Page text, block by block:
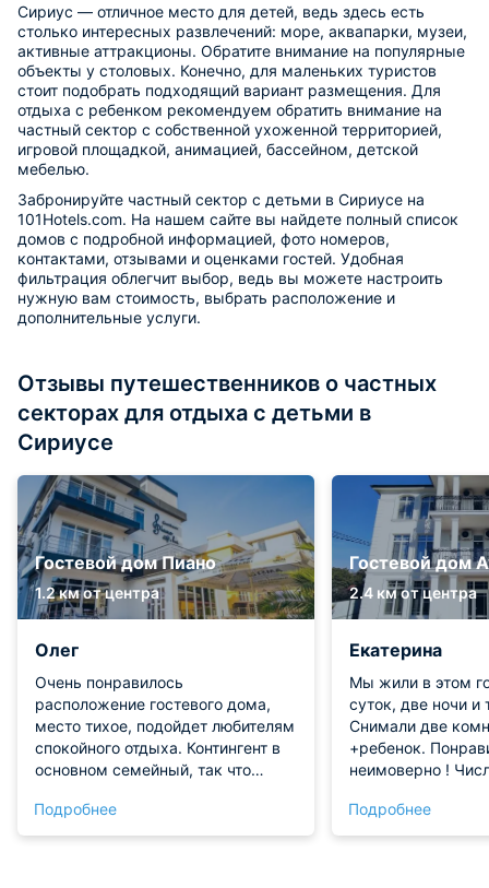
Сириус — отличное место для детей, ведь здесь есть
столько интересных развлечений: море, аквапарки, музеи,
активные аттракционы. Обратите внимание на популярные
объекты у столовых. Конечно, для маленьких туристов
стоит подобрать подходящий вариант размещения. Для
отдыха с ребенком рекомендуем обратить внимание на
частный сектор с собственной ухоженной территорией,
игровой площадкой, анимацией, бассейном, детской
мебелью.
Забронируйте частный сектор с детьми в Сириусе на
101Hotels.com. На нашем сайте вы найдете полный список
домов с подробной информацией, фото номеров,
контактами, отзывами и оценками гостей. Удобная
фильтрация облегчит выбор, ведь вы можете настроить
нужную вам стоимость, выбрать расположение и
дополнительные услуги.
Отзывы путешественников о частных
секторах для отдыха с детьми в
Сириусе
Гостевой дом Пиано
1.2 км от центра
Олег
Очень понравилось
расположение гостевого дома,
место тихое, подойдет любителям
спокойного отдыха. Контингент в
основном семейный, так что
шума. Номера приличные, всем
оборудованы. Спасибо персоналу
Подробнее
Гостевой дом
2.4 км от центра
Екатерина
Мы жили в этом
суток, две ночи и
Снимали две
+ребенок.
неимоверно !
Нам ещё очень
приехали в конце
Подробнее